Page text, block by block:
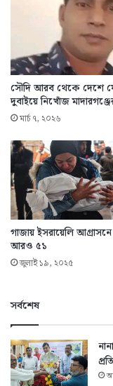
সৌদি আরব থেকে দেশে
দুবাইয়ে নিখোঁজ
মার্চ ৭, ২০২৬
গাজায় ইসরায়েলি
আরও ৫১
জুলাই ১৯, ২০২৫
সর্বশেষ